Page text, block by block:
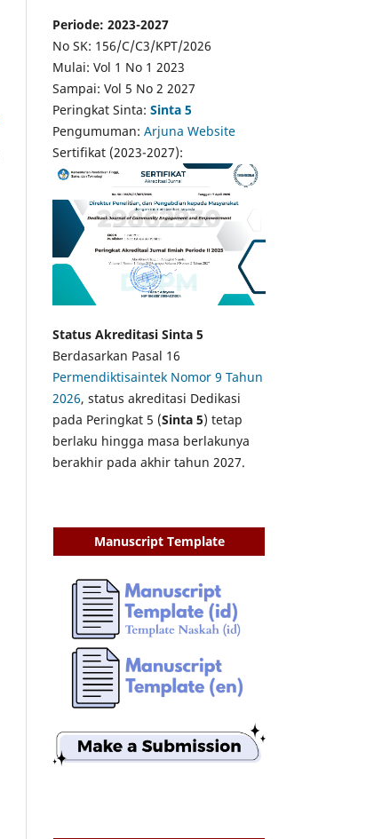
Periode: 2023-2027
No SK: 156/C/C3/KPT/2026
Mulai: Vol 1 No 1 2023
Sampai: Vol 5 No 2 2027
Peringkat Sinta: Sinta 5
Pengumuman: Arjuna Website
Sertifikat (2023-2027):
Status Akreditasi Sinta 5
Berdasarkan Pasal 16
Permendiktisaintek Nomor 9 Tahun
2026, status akreditasi Dedikasi
pada Peringkat 5 (Sinta 5) tetap
berlaku hingga masa berlakunya
berakhir pada akhir tahun 2027.
Manuscript Template